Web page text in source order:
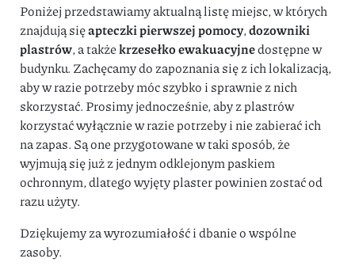
Poniżej przedstawiamy aktualną listę miejsc, w których
znajdują sięapteczki pierwszej pomocy,dozowniki
plastrów, a takżekrzesełko ewakuacyjnedostępne w
budynku. Zachęcamy do zapoznania się z ich lokalizacją,
aby w razie potrzeby móc szybko i sprawnie z nich
skorzystać. Prosimy jednocześnie, aby z plastrów
korzystać wyłącznie w razie potrzeby i nie zabierać ich
na zapas. Są one przygotowane w taki sposób, że
wyjmują się już z jednym odklejonym paskiem
ochronnym, dlatego wyjęty plaster powinien zostać od
razu użyty.
Dziękujemy za wyrozumiałość i dbanie o wspólne
zasoby.